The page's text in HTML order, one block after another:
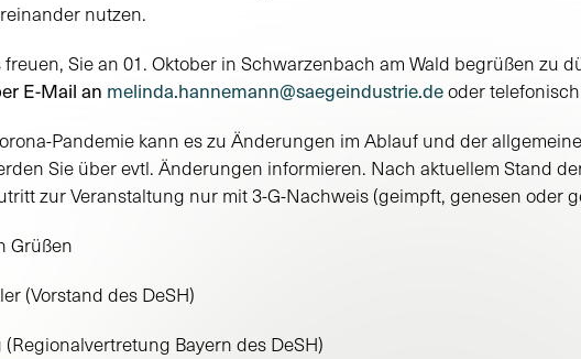
nutzen.
Sie an 01. Oktober in Schwarzenbach am Wald begrüßen zu
E-Mail an melinda.hannemann@saegeindustrie.deoder
Pandemie kann es zu Änderungen im Ablauf und der
Sie über evtl. Änderungen informieren. Nach aktuellem Stand
zur Veranstaltung nur mit 3-G-Nachweis (geimpft, genesen oder
Grüßen
(Vorstand des DeSH)
Bayern des DeSH)